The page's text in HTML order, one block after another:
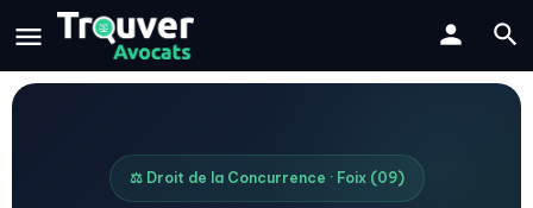
⚖️ Droit de la Concurrence · Foix (09)